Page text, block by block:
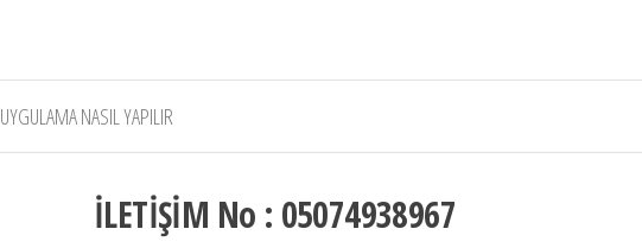
UYGULAMA NASIL YAPILIR
İLETİŞİM No : 05074938967